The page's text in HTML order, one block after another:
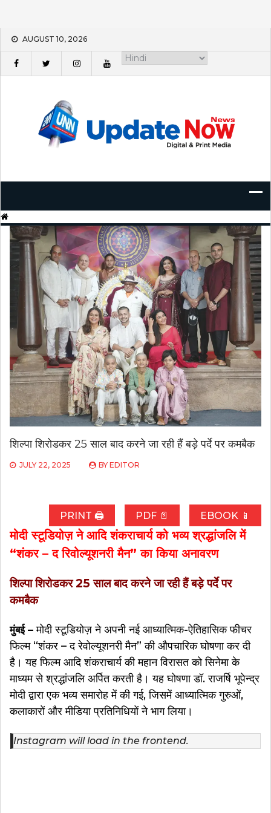
Skip
content
AUGUST 10, 2026
शिल्पा शिरोडकर 25 साल बाद करने जा रही हैं बड़े पर्दे पर कमबैक
JULY 22, 2025 BY EDITOR
PRINT 🖨 PDF 📄 EBOOK 📱
मोदी स्टूडियोज़ ने आदि शंकराचार्य को भव्य श्रद्धांजलि में
“शंकर – द रिवोल्यूशनरी मैन” का किया अनावरण
शिल्पा शिरोडकर 25 साल बाद करने जा रही हैं बड़े पर्दे पर
कमबैक
मुंबई – मोदी स्टूडियोज़ ने अपनी नई आध्यात्मिक-ऐतिहासिक फीचर
फिल्म “शंकर – द रेवोल्यूशनरी मैन” की औपचारिक घोषणा कर दी
है। यह फिल्म आदि शंकराचार्य की महान विरासत को सिनेमा के
माध्यम से श्रद्धांजलि अर्पित करती है। यह घोषणा डॉ. राजर्षि भूपेन्द्र
मोदी द्वारा एक भव्य समारोह में की गई, जिसमें आध्यात्मिक गुरुओं,
कलाकारों और मीडिया प्रतिनिधियों ने भाग लिया।
Instagram will load in the frontend.